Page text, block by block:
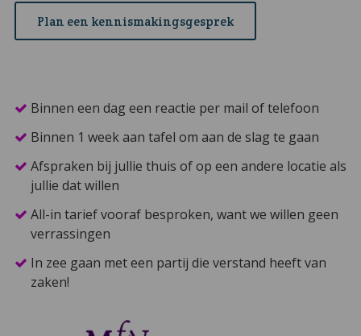
Plan een kennismakingsgesprek
Binnen een dag een reactie per mail of telefoon
Binnen 1 week aan tafel om aan de slag te gaan
Afspraken bij jullie thuis of op een andere locatie als
jullie dat willen
All-in tarief vooraf besproken, want we willen geen
verrassingen
In zee gaan met een partij die verstand heeft van
zaken!